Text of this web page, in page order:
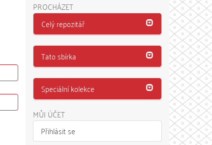
PROCHÁZET
Celý repozitář
Tato sbírka
Speciální kolekce
MŮJ ÚČET
Přihlásit se